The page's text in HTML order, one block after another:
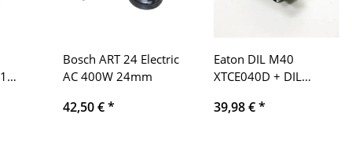
Bosch ART 24 Electric
AC 400W 24mm
42,50 €*
Eaton DIL M40
XTCE040D + DIL
39,98 €*